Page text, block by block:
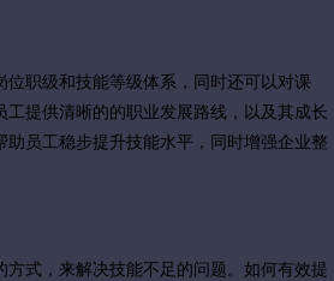
职级和技能等级体系，同时还可以对课
提供清晰的的职业发展路线，以及其成长
助员工稳步提升技能水平，同时增强企业整
式，来解决技能不足的问题。如何有效提